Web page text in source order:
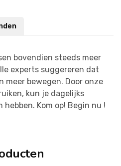
bovendien steeds meer
experts suggereren dat
meer bewegen. Door onze
kun je dagelijks
Kom op! Begin nu !